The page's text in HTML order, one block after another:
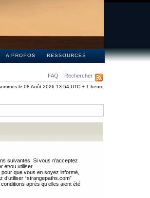
A PROPOS RESSOURCES
FAQ Rechercher
le 08 Août 2026 13:54 UTC + 1 heure
suivantes. Si vous n’acceptez
et/ou utiliser
que vous en soyez informé,
“strangepaths.com”
après qu’elles aient été